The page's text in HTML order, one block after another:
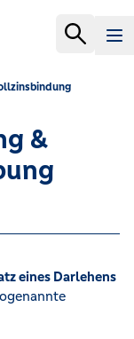
&
eines Darlehens